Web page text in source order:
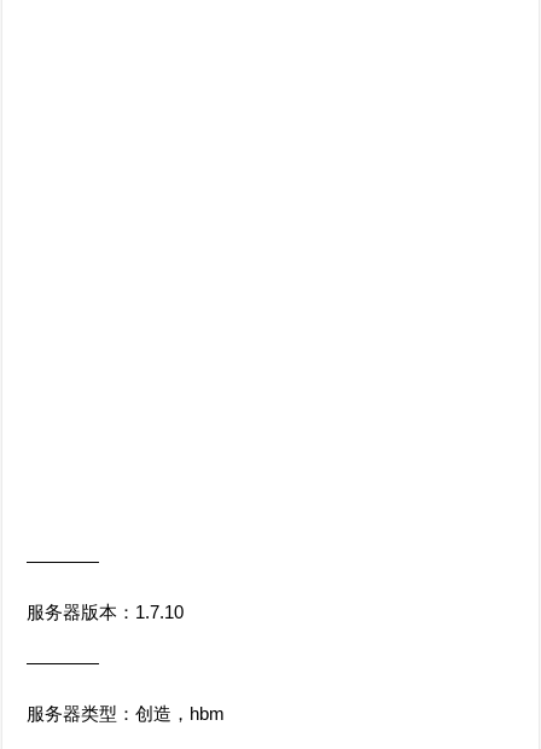
————
服务器版本：1.7.10
————
服务器类型：创造，hbm